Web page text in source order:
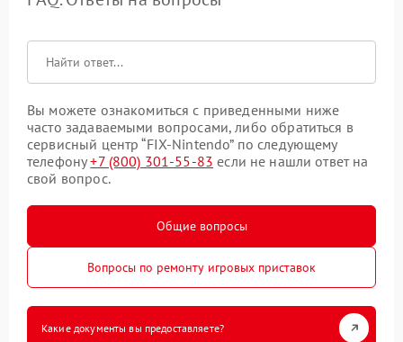
Вы можете ознакомиться с приведенными ниже
часто задаваемыми вопросами, либо обратиться в
сервисный центр “FIX-Nintendo” по следующему
телефону+7 (800) 301-55-83 если не нашли ответ на
свой вопрос.
Общие вопросы
Вопросы по ремонту игровых приставок
Какие документы вы предоставляете?